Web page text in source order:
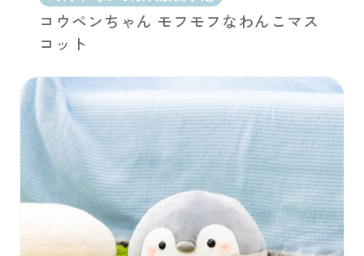
コウペンちゃん モフモフなわんこマス
コット